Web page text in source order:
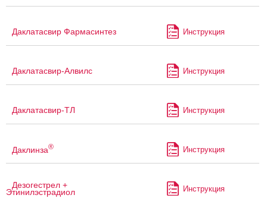
Даклатасвир Фармасинтез Инструкция
Даклатасвир-Алвилс Инструкция
Даклатасвир-ТЛ Инструкция
Даклинза® Инструкция
Дезогестрел +
Этинилэстрадиол Инструкция